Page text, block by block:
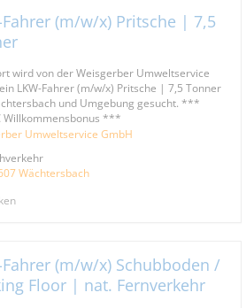
Fahrer (m/w/x) Pritsche | 7,5
wird von der Weisgerber Umweltservice
LKW-Fahrer (m/w/x) Pritsche | 7,5 Tonner
und Umgebung gesucht. ***
Willkommensbonus ***
Umweltservice GmbH
Wächtersbach
Fahrer (m/w/x) Schubboden /
Floor | nat. Fernverkehr